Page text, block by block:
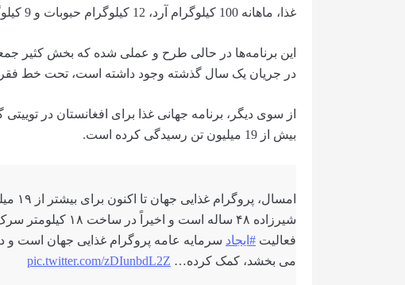
غذا، ماهانه 100 کیلوگرام آرد، 12 کیلوگرام حبوبات و 9 کیلوگرام روغن داده شده است.
این برنامه‌ها در حالی طرح و عملی شده که بخش کثیر
در جریان یک سال گذشته وجود داشته است، تحت خط فقر
از سوی دیگر، برنامه جهانی غذا برای افغانستان در
بیش از 19 میلیون تن رسیدگی کرده است.
امسال، پروگرام غذایی جهان تا اکنون برای بیشتر از ۱۹ میلیون نفر رسیدگی کرده است
شیرزاده ۴۸ ساله است
فعالیت #ایجاد سرمایه عامه پروگرام غذایی جهان است و
می بخشد، کمک کرده… pic.twitter.com/zDIunbdL2Z